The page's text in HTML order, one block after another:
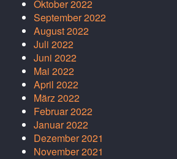
Oktober 2022
September 2022
August 2022
Juli 2022
Juni 2022
Mai 2022
April 2022
März 2022
Februar 2022
Januar 2022
Dezember 2021
November 2021